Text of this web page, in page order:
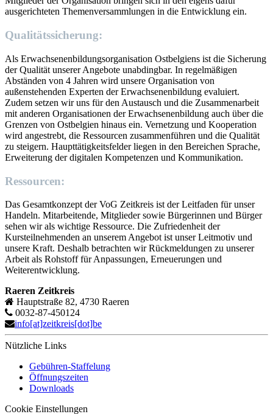
ausgerichteten Themenversammlungen in die Entwicklung ein.
Qualitätssicherung:
Als Erwachsenenbildungsorganisation Ostbelgiens ist die Sicherung
der Qualität unserer Angebote unabdingbar. In regelmäßigen
Abständen von 4 Jahren wird unsere Organisation von
außenstehenden Experten der Erwachsenenbildung evaluiert.
Zudem setzen wir uns für den Austausch und die Zusammenarbeit
mit anderen Organisationen der Erwachsenenbildung auch über die
Grenzen von Ostbelgien hinaus ein. Vernetzung und Kooperation
wird angestrebt, die Ressourcen zusammenführen und die Qualität
zu steigern. Haupttätigkeitsfelder liegen in den Bereichen Sprache,
Erweiterung der digitalen Kompetenzen und Kommunikation.
Ressourcen:
Das Gesamtkonzept der VoG Zeitkreis ist der Leitfaden für unser
Handeln. Mitarbeitende, Mitglieder sowie Bürgerinnen und Bürger
sehen wir als wichtige Ressource. Die Zufriedenheit der
Kursteilnehmenden an unserem Angebot ist unser Leitmotiv und
unsere Kraft. Deshalb betrachten wir Rückmeldungen zu unserer
Arbeit als Rohstoff für Anpassungen, Erneuerungen und
Weiterentwicklung.
Raeren Zeitkreis
Hauptstraße 82, 4730 Raeren
0032-87-450124
info[at]zeitkreis[dot]be
Nützliche Links
Gebühren-Staffelung
Öffnungszeiten
Downloads
Cookie Einstellungen